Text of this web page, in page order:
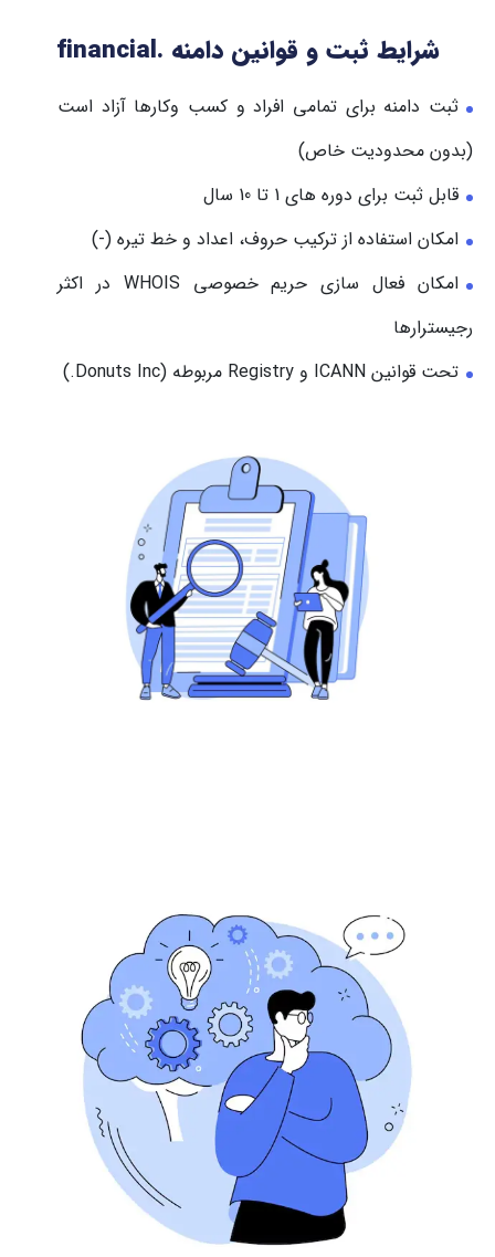
اقتصادی است. اگر فعالیت شما در این حوزه هاست،
انتخاب بسیار دقیقی خواهد بود.
اعتبار برند
هویت حرفه ای و تخصصی می دهد و در نگاه کاربر
اعتماد اولیه بیشتری ایجاد می کند.
کوتاهی و سادگی نام: با توجه به طول پسوند، بهتر است
نام اصلی دامنه کوتاه و ساده انتخاب شود تا آدرس
نهایی طولانی و دشوار نشود.
نام انتخابی شما در شبکه های اجتماعی نیز قابل رزرو
باشد تا هماهنگی برند حفظ شود.
ثبت کننده معتبر : دامنه را از شرکت های معتبر ثبت کنید،
مدیریت می شود و انتخاب یک رجیستر مطمئن اهمیت
از فعال بودن تمدید خودکار اطمینان حاصل کنید تا دامنه
ارزشمندتان از دست نرود.
حریم خصوصی WHOIS
: در صورت نیاز از خدمات مخفی
سازی اطلاعات مالک استفاده کنید تا اطلاعات شخصی
شما در دسترس عموم قرار نگیرد.
شرایط ثبت و قوانین دامنه .financial
ثبت دامنه برای تمامی افراد و کسب وکارها آزاد است
(بدون محدودیت خاص)
قابل ثبت برای دوره های 1 تا 10 سال
امکان استفاده از ترکیب حروف، اعداد و خط تیره (-)
امکان فعال سازی حریم خصوصی WHOIS در اکثر
رجیسترارها
تحت قوانین ICANN و Registry مربوطه (Donuts Inc.)